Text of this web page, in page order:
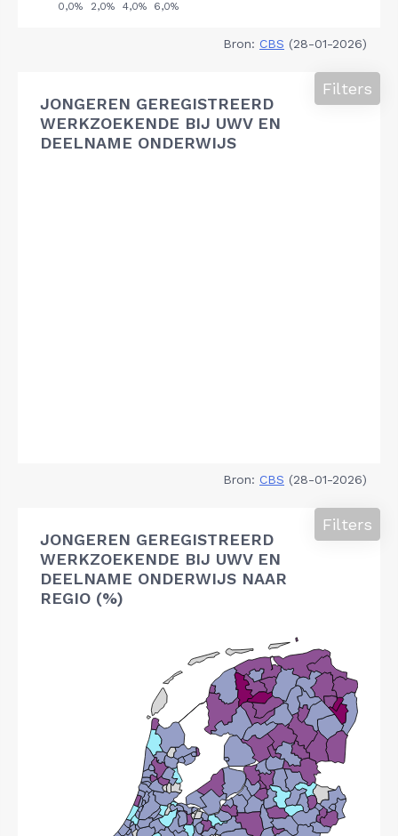
Bron: CBS (28-01-2026)
JONGEREN GEREGISTREERD
WERKZOEKENDE BIJ UWV EN
DEELNAME ONDERWIJS
Filters
Bron: CBS (28-01-2026)
JONGEREN GEREGISTREERD
WERKZOEKENDE BIJ UWV EN
DEELNAME ONDERWIJS NAAR
REGIO (%)
Filters